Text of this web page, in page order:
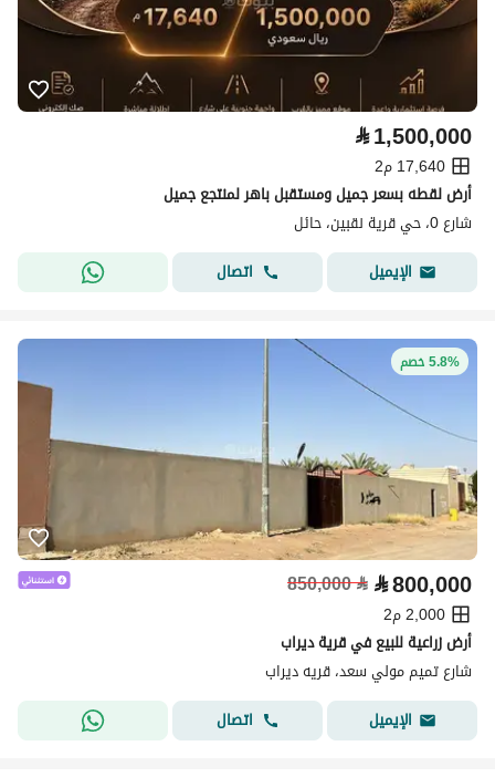
⃁1,500,000
17,640 م2
أرض لقطه بسعر جميل ومستقبل باهر لمنتجع جميل
شارع 0، حي قرية نقبين، حائل
الإيميل
اتصال
5.8% خصم
⃁800,000
⃁
850,000
2,000 م2
أرض زراعية للبيع في قرية ديراب
شارع تميم مولي سعد، قريه ديراب
الإيميل
اتصال